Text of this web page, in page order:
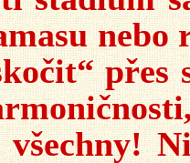
přes